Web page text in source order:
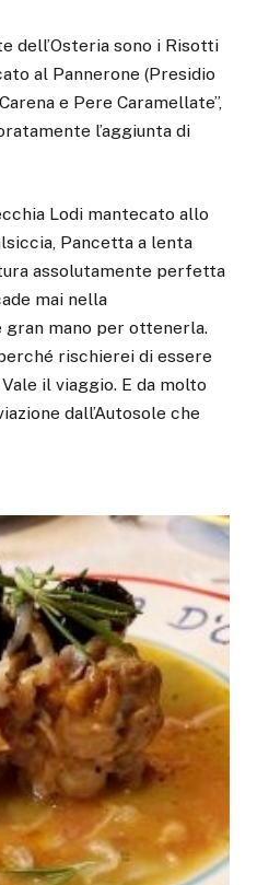
dell’Osteria sono i Risotti
al Pannerone (Presidio
e Pere Caramellate”,
l’aggiunta di
Lodi mantecato allo
Pancetta a lenta
assolutamente perfetta
mai nella
gran mano per ottenerla.
rischierei di essere
il viaggio. E da molto
dall’Autosole che